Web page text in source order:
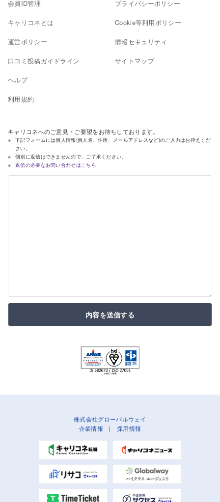
会員ID管理
キャリコネとは
運営ポリシー
口コミ投稿ガイドライン
ヘルプ
利用規約
プライバシーポリシー
Cookie等利用ポリシー
情報セキュリティ
サイトマップ
キャリコネへのご意見・ご要望をお待ちしております。
下記フォームには個人情報(個人名、住所、メールアドレスなど)のご入力はお控えくだ
さい。
個別に返信はできませんので、ご了承ください。
返信の必要なお問い合わせはこちら
内容を送信する
株式会社グローバルウェイ
企業情報 | 採用情報